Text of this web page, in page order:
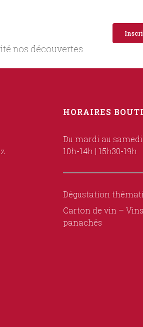
nos découvertes
HORAIRES
Du mardi au samedi
10h-14h | 15h30-19h
Dégustation
Carton de vin –
panachés